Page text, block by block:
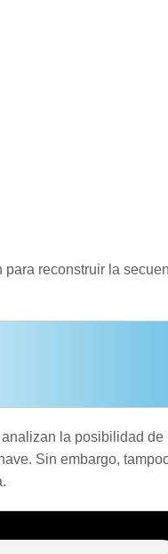
reconstruir la
la posibilidad de
Sin embargo,